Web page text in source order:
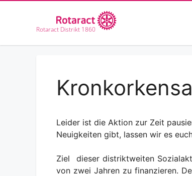
Rotaract Distrikt 1860
Leider ist die Aktion zur Zeit
Neuigkeiten gibt, lassen wir es
Ziel dieser distriktweiten
von zwei Jahren zu finanzieren.